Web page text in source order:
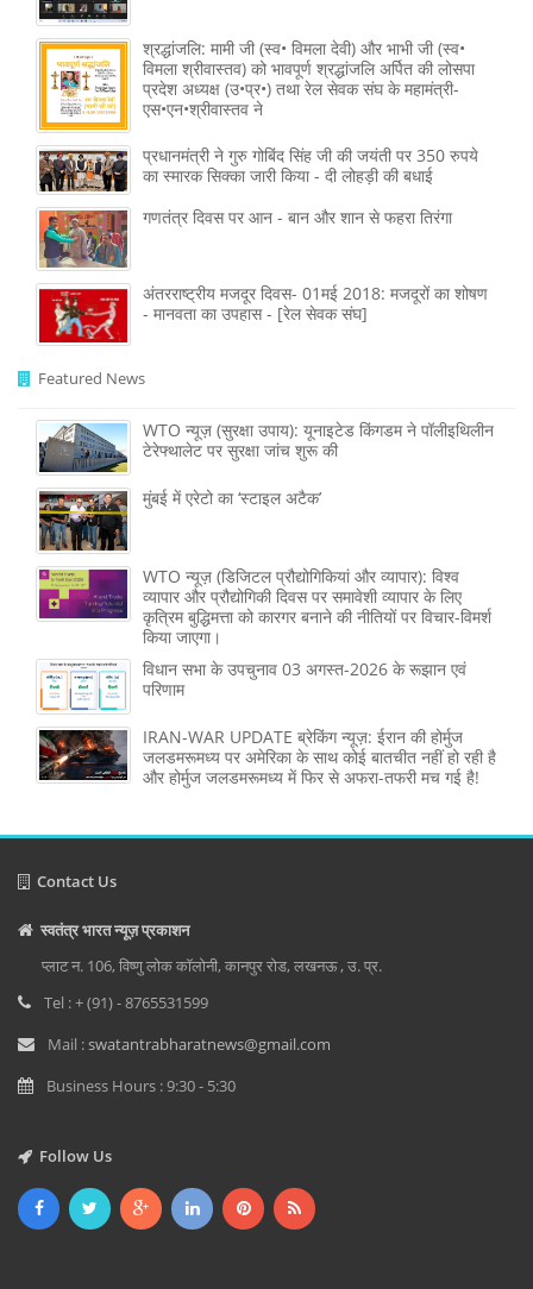
श्रद्धांजलि: मामी जी (स्व• विमला देवी) और भाभी जी (स्व•
विमला श्रीवास्तव) को भावपूर्ण श्रद्धांजलि अर्पित की लोसपा
प्रदेश अध्यक्ष (उ•प्र•) तथा रेल सेवक संघ के महामंत्री-
एस•एन•श्रीवास्तव ने
प्रधानमंत्री ने गुरु गोबिंद सिंह जी की जयंती पर 350 रुपये
का स्मारक सिक्का जारी किया - दी लोहड़ी की बधाई
गणतंत्र दिवस पर आन - बान और शान से फहरा तिरंगा
अंतरराष्ट्रीय मजदूर दिवस- 01मई 2018: मजदूरों का शोषण
- मानवता का उपहास - [रेल सेवक संघ]
Featured News
WTO न्यूज़ (सुरक्षा उपाय): यूनाइटेड किंगडम ने पॉलीइथिलीन
टेरेफ्थालेट पर सुरक्षा जांच शुरू की
मुंबई में एरेटो का ‘स्टाइल अटैक’
WTO न्यूज़ (डिजिटल प्रौद्योगिकियां और व्यापार): विश्व
व्यापार और प्रौद्योगिकी दिवस पर समावेशी व्यापार के लिए
कृत्रिम बुद्धिमत्ता को कारगर बनाने की नीतियों पर विचार-विमर्श
किया जाएगा।
विधान सभा के उपचुनाव 03 अगस्त-2026 के रूझान एवं
परिणाम
IRAN-WAR UPDATE ब्रेकिंग न्यूज़: ईरान की होर्मुज
जलडमरूमध्य पर अमेरिका के साथ कोई बातचीत नहीं हो रही है
और होर्मुज जलडमरूमध्य में फिर से अफरा-तफरी मच गई है!
Contact Us
स्वतंत्र भारत न्यूज़ प्रकाशन
प्लाट न. 106, विष्णु लोक कॉलोनी, कानपुर रोड, लखनऊ , उ. प्र.
Tel : + (91) - 8765531599
Mail :swatantrabharatnews@gmail.com
Business Hours : 9:30 - 5:30
Follow Us